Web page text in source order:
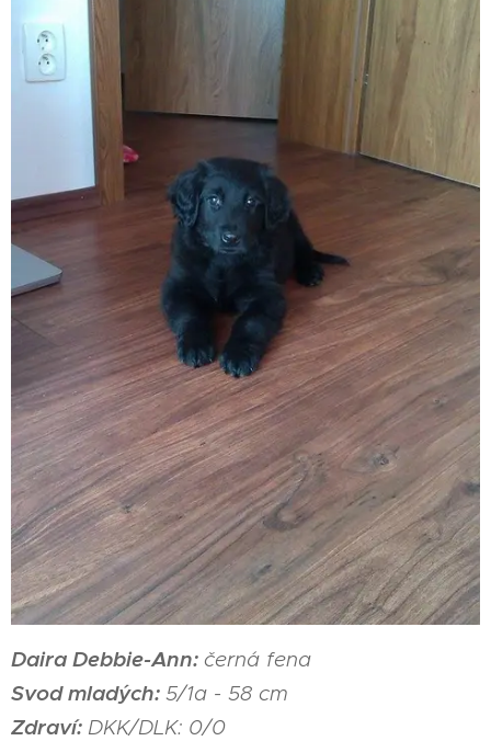
Daira Debbie-Ann: černá fena
Svod mladých: 5/1a - 58 cm
Zdraví: DKK/DLK: 0/0